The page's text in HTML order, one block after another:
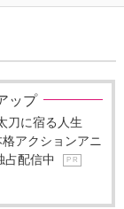
ップ
刀に宿る人生
アクションアニ
占配信中
P R